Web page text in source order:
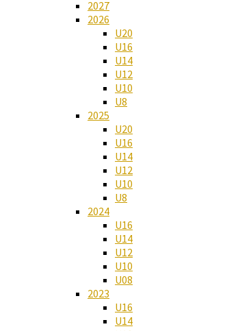
2027
2026
U20
U16
U14
U12
U10
U8
2025
U20
U16
U14
U12
U10
U8
2024
U16
U14
U12
U10
U08
2023
U16
U14